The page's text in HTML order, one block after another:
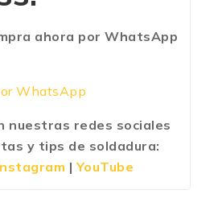
ahora por WhatsApp
WhatsApp
nuestras redes sociales
y tips de soldadura:
|YouTube